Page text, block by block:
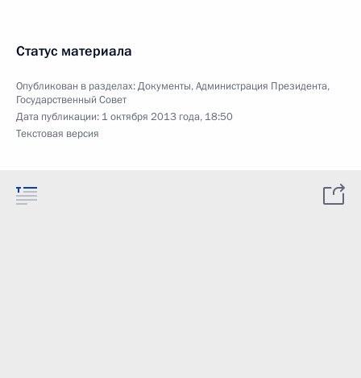
Статус материала
Опубликован в разделах:Документы,Администрация Президента,
Государственный Совет
Дата публикации: 1 октября 2013 года, 18:50
Текстовая версия